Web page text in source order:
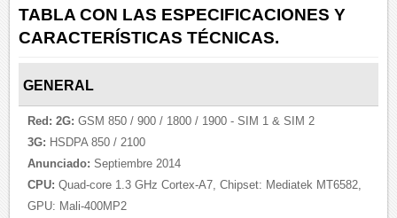
TABLA CON LAS ESPECIFICACIONES Y
CARACTERÍSTICAS TÉCNICAS.
GENERAL
Red: 2G: GSM 850 / 900 / 1800 / 1900 - SIM 1 & SIM 2
3G: HSDPA 850 / 2100
Anunciado: Septiembre 2014
CPU: Quad-core 1.3 GHz Cortex-A7, Chipset: Mediatek MT6582,
GPU: Mali-400MP2